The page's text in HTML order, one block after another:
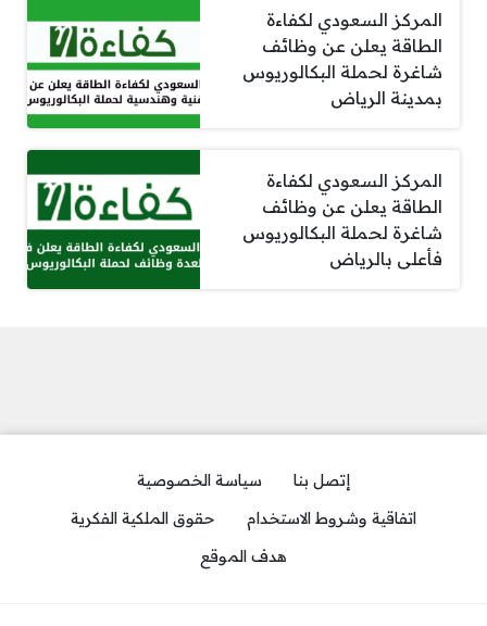
المركز السعودي لكفاءة
الطاقة يعلن عن وظائف
شاغرة لحملة البكالوريوس
بمدينة الرياض
المركز السعودي لكفاءة
الطاقة يعلن عن وظائف
شاغرة لحملة البكالوريوس
فأعلى بالرياض
إتصل بنا
سياسة الخصوصية
اتفاقية وشروط الاستخدام
حقوق الملكية الفكرية
هدف الموقع